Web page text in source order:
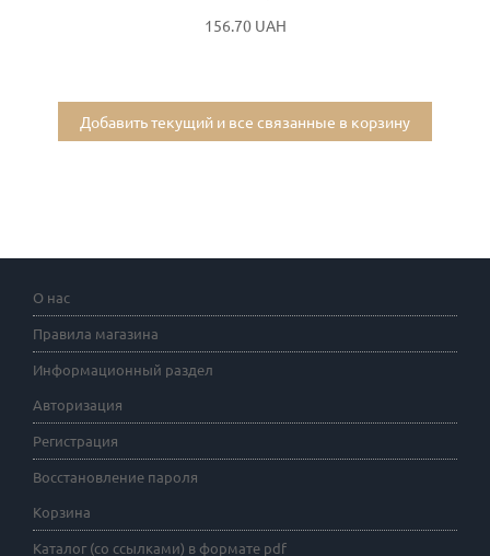
156.70 UAH
Добавить текущий и все связанные в корзину
О нас
Правила магазина
Информационный раздел
Авторизация
Регистрация
Восстановление пароля
Корзина
Каталог (со ссылками) в формате pdf